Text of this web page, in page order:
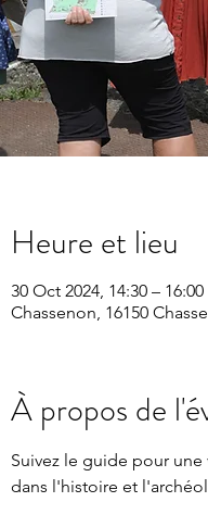
Heure et lieu
30 Oct 2024, 14:30 – 16:00
Chassenon, 16150
À propos de
Suivez le guide pour
dans l'histoire et